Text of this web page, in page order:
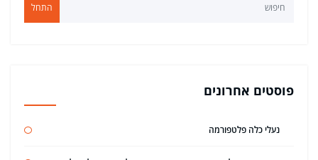
התחל
פוסטים אחרונים
נעלי כלה פלטפורמה